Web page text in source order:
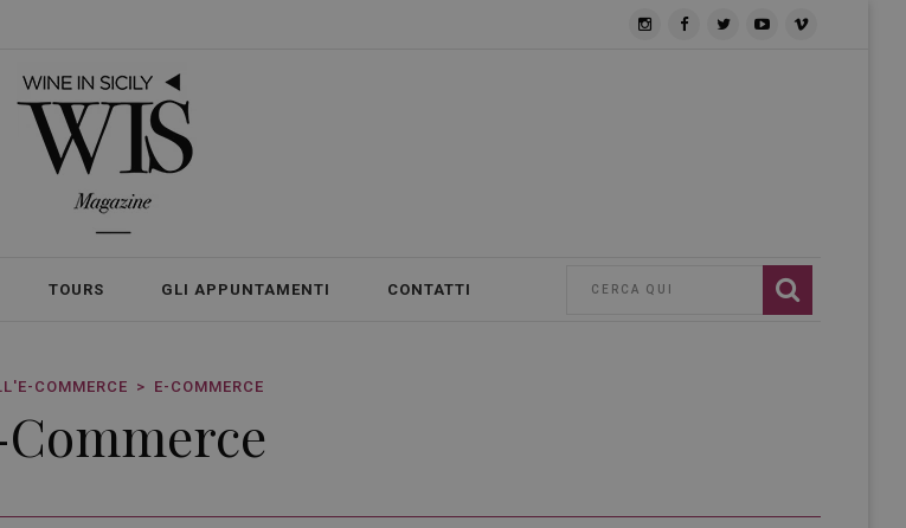
TOURS GLI APPUNTAMENTI CONTATTI
COMMERCE E-COMMERCE